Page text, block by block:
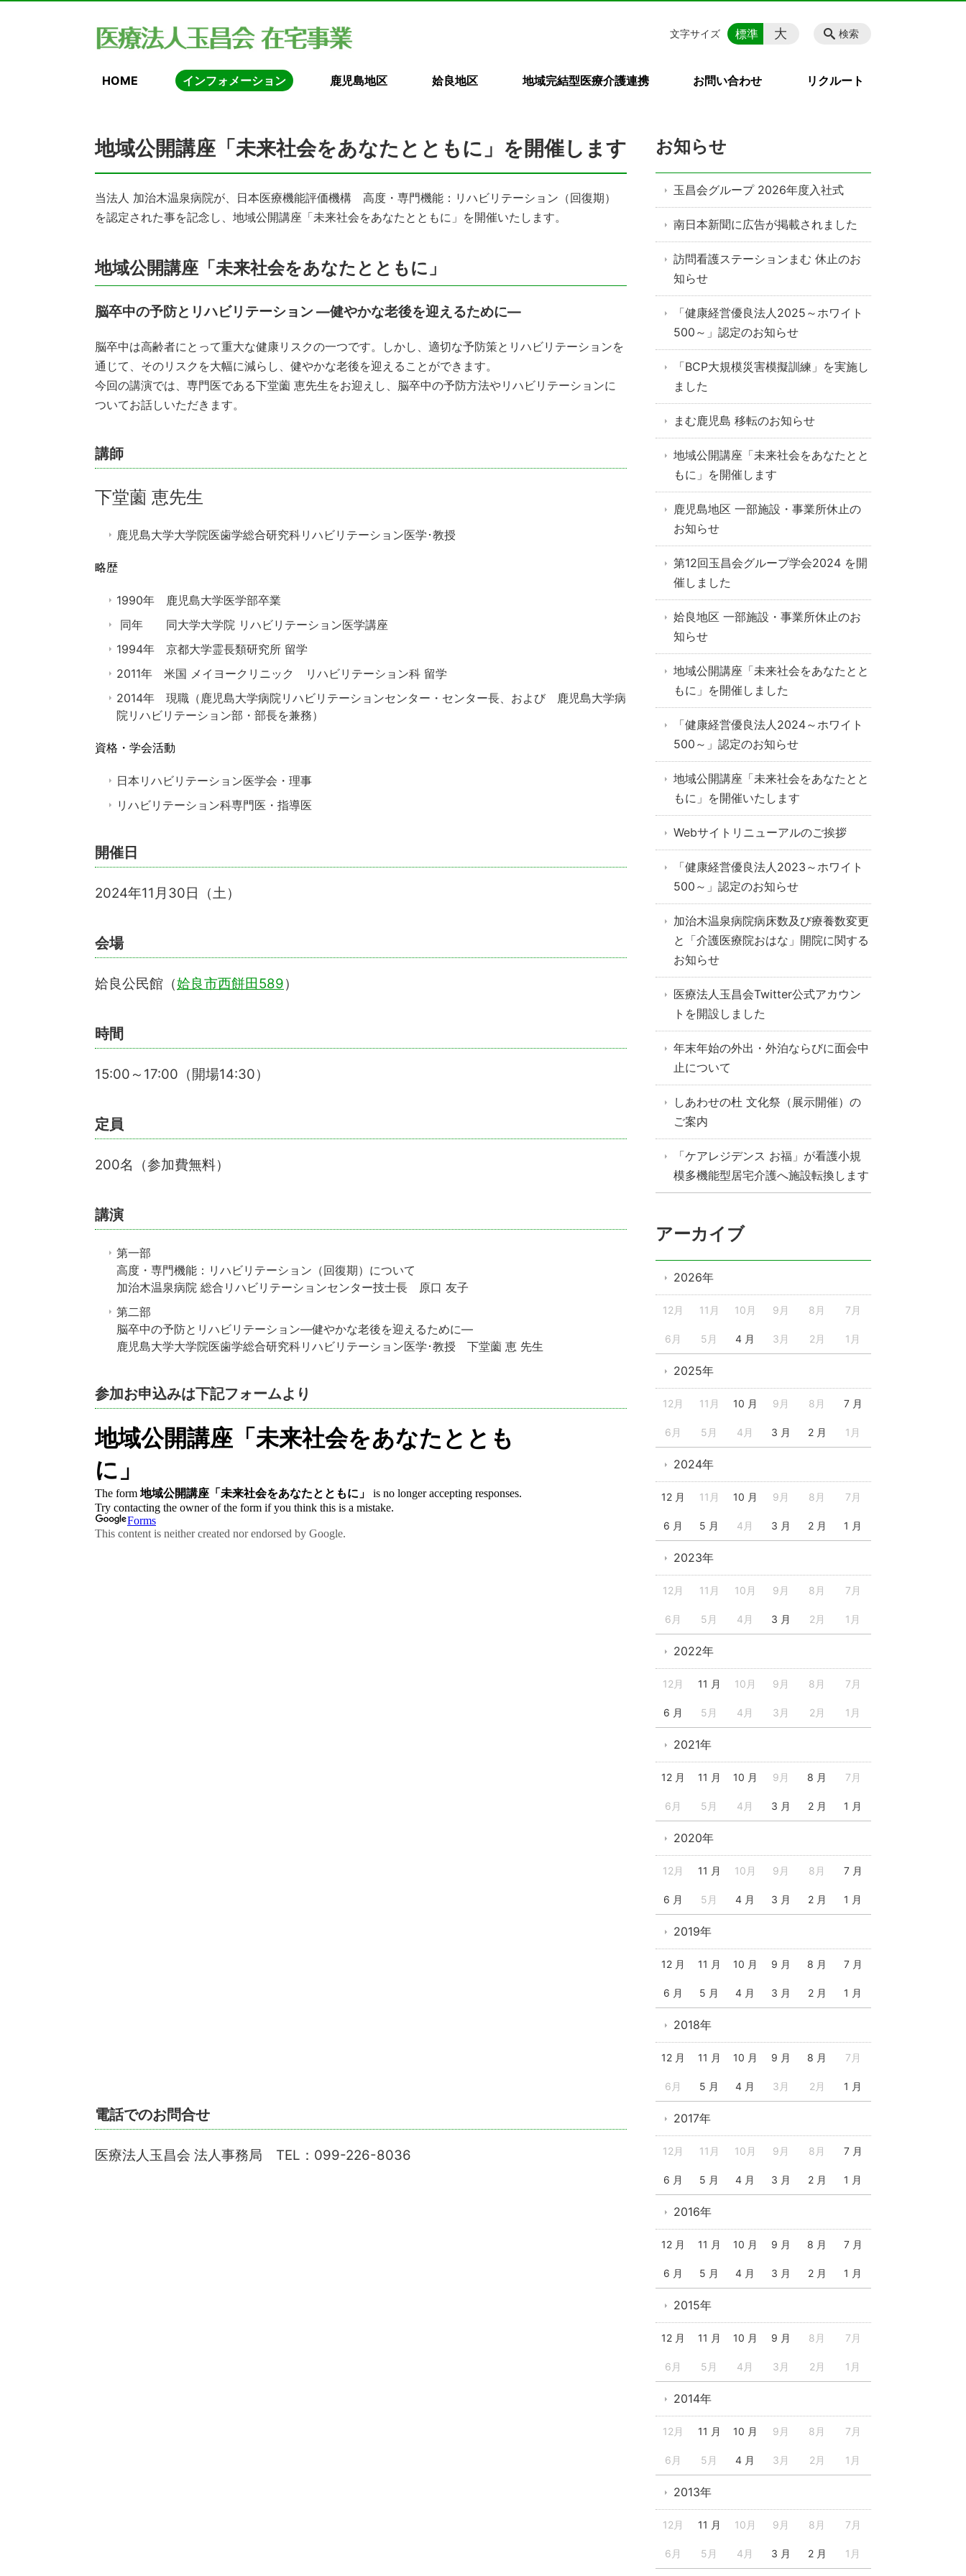
HOME インフォメーション 鹿児島地区 姶良地区 地域完結型医療介護連携 お問い合わせ リクルート
検索
文字サイズ 標準 大
地域公開講座「未来社会をあなたとともに」を開催します
当法人 加治木温泉病院が、日本医療機能評価機構 高度・専門機能：リハビリテーション（回復期）
を認定された事を記念し、地域公開講座「未来社会をあなたとともに」を開催いたします。
地域公開講座「未来社会をあなたとともに」
脳卒中の予防とリハビリテーション ―健やかな老後を迎えるために―
脳卒中は高齢者にとって重大な健康リスクの一つです。しかし、適切な予防策とリハビリテーションを
通じて、そのリスクを大幅に減らし、健やかな老後を迎えることができます。
今回の講演では、専門医である下堂薗 恵先生をお迎えし、脳卒中の予防方法やリハビリテーションに
ついてお話しいただきます。
講師
下堂薗 恵先生
鹿児島大学大学院医歯学総合研究科リハビリテーション医学･教授
略歴
1990年 鹿児島大学医学部卒業
同年 同大学大学院 リハビリテーション医学講座
1994年 京都大学霊長類研究所 留学
2011年 米国 メイヨークリニック リハビリテーション科 留学
2014年 現職（鹿児島大学病院リハビリテーションセンター・センター長、および 鹿児島大学病
院リハビリテーション部・部長を兼務）
資格・学会活動
日本リハビリテーション医学会・理事
リハビリテーション科専門医・指導医
開催日
2024年11月30日（土）
会場
姶良公民館（姶良市西餅田589）
時間
15:00～17:00（開場14:30）
定員
200名（参加費無料）
講演
第一部
高度・専門機能：リハビリテーション（回復期）について
加治木温泉病院 総合リハビリテーションセンター技士長 原口 友子
第二部
脳卒中の予防とリハビリテーション―健やかな老後を迎えるために―
鹿児島大学大学院医歯学総合研究科リハビリテーション医学･教授 下堂薗 恵 先生
参加お申込みは下記フォームより
電話でのお問合せ
医療法人玉昌会 法人事務局 TEL：099-226-8036
お知らせ
玉昌会グループ 2026年度入社式
南日本新聞に広告が掲載されました
訪問看護ステーションまむ 休止のお
知らせ
「健康経営優良法人2025～ホワイト
500～」認定のお知らせ
「BCP大規模災害模擬訓練」を実施し
ました
まむ鹿児島 移転のお知らせ
地域公開講座「未来社会をあなたとと
もに」を開催します
鹿児島地区 一部施設・事業所休止の
お知らせ
第12回玉昌会グループ学会2024 を開
催しました
姶良地区 一部施設・事業所休止のお
知らせ
地域公開講座「未来社会をあなたとと
もに」を開催しました
「健康経営優良法人2024～ホワイト
500～」認定のお知らせ
地域公開講座「未来社会をあなたとと
もに」を開催いたします
Webサイトリニューアルのご挨拶
「健康経営優良法人2023～ホワイト
500～」認定のお知らせ
加治木温泉病院病床数及び療養数変更
と「介護医療院おはな」開院に関する
お知らせ
医療法人玉昌会Twitter公式アカウン
トを開設しました
年末年始の外出・外泊ならびに面会中
止について
しあわせの杜 文化祭（展示開催）の
ご案内
「ケアレジデンス お福」が看護小規
模多機能型居宅介護へ施設転換します
アーカイブ
2026年
12月 11月 10月 9月 8月 7月
6月 5月 4 月 3月 2月 1月
2025年
12月 11月 10 月 9月 8月 7 月
6月 5月 4月 3 月 2 月 1月
2024年
12 月 11月 10 月 9月 8月 7月
6 月 5 月 4月 3 月 2 月 1 月
2023年
12月 11月 10月 9月 8月 7月
6月 5月 4月 3 月 2月 1月
2022年
12月 11 月 10月 9月 8月 7月
6 月 5月 4月 3月 2月 1月
2021年
12 月 11 月 10 月 9月 8 月 7月
6月 5月 4月 3 月 2 月 1 月
2020年
12月 11 月 10月 9月 8月 7 月
6 月 5月 4 月 3 月 2 月 1 月
2019年
12 月 11 月 10 月 9 月 8 月 7 月
6 月 5 月 4 月 3 月 2 月 1 月
2018年
12 月 11 月 10 月 9 月 8 月 7月
6月 5 月 4 月 3月 2月 1 月
2017年
12月 11月 10月 9月 8月 7 月
6 月 5 月 4 月 3 月 2 月 1 月
2016年
12 月 11 月 10 月 9 月 8 月 7 月
6 月 5 月 4 月 3 月 2 月 1 月
2015年
12 月 11 月 10 月 9 月 8月 7月
6月 5月 4月 3月 2月 1月
2014年
12月 11 月 10 月 9月 8月 7月
6月 5月 4 月 3月 2月 1月
2013年
12月 11 月 10月 9月 8月 7月
6月 5月 4月 3 月 2 月 1月